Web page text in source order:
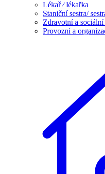
Lékař ⁄ lékařka
Staniční sestra/
Zdravotní a sociální
Provozní a